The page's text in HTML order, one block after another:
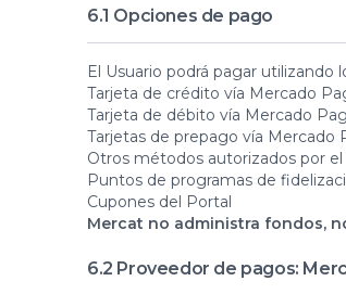
6.1 Opciones de pago
El Usuario podrá pagar
Tarjeta de crédito vía Mercado
Tarjeta de débito vía Mercado
Tarjetas de prepago vía Mercado
Otros métodos autorizados por
Puntos de programas de
Cupones del Portal
Mercat no administra fondos,
6.2 Proveedor de pagos: